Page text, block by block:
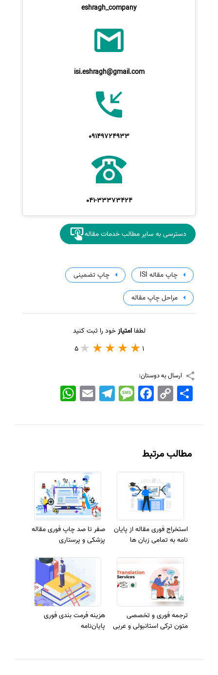
eshragh_company
isi.eshragh@gmail.com
09149724933
041-33373424
دسترسی به سایر مطالب خدمات مقاله
چاپ مقاله ISI چاپ تضمینی
مراحل چاپ مقاله
لطفاامتیازخود را ثبت کنید
1
5
ارسال به دوستان:
WhatsApp EmailTelegramMessageFacebook Copy
Link
اشتراک
مطالب مرتبط
استخراج فوری مقاله از پایان
نامه به تمامی زبان ها
صفر تا صد چاپ فوری مقاله
پزشکی و پرستاری
ترجمه فوری و تخصصی
متون ترکی استانبولی و عربی
هزینه فرمت بندی فوری
پایان‌نامه